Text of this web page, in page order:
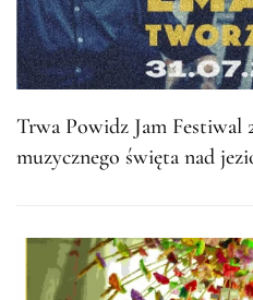
Trwa Powidz Jam Festiwal
muzycznego święta nad